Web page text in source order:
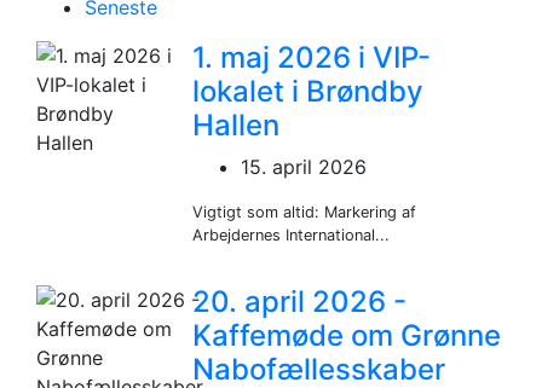
Seneste
1. maj 2026 i VIP-
lokalet i Brøndby
Hallen
15. april 2026
Vigtigt som altid: Markering af
Arbejdernes International...
20. april 2026 -
Kaffemøde om Grønne
Nabofællesskaber